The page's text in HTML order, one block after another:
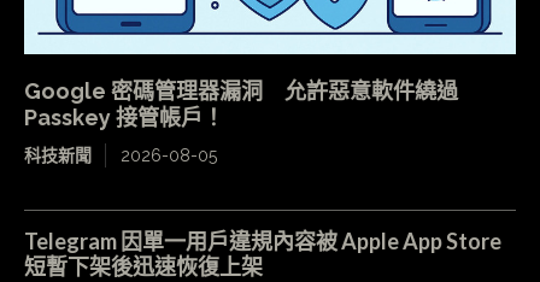
Google 密碼管理器漏洞 允許惡意軟件繞過
Passkey 接管帳戶！
科技新聞 2026-08-05
Telegram 因單一用戶違規內容被 Apple App Store
短暫下架後迅速恢復上架